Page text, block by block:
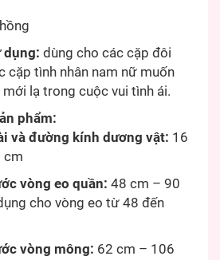
dụng: dùng cho các cặp đôi
cặp tình nhân nam nữ muốn
lạ trong cuộc vui tình ái.
phẩm:
và đường kính dương vật: 16
cm
vòng eo quần: 48 cm – 90
cho vòng eo từ 48 đến
vòng mông: 62 cm – 106